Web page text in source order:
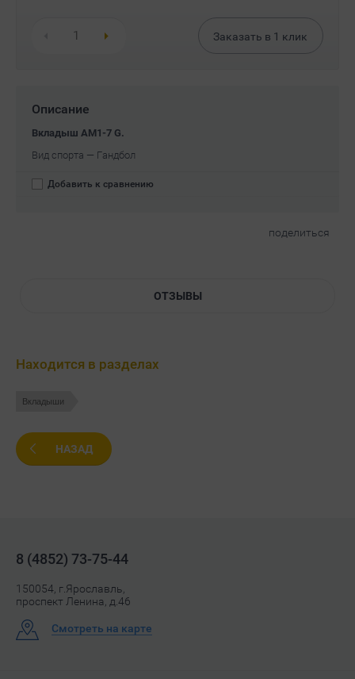
Заказать в 1 клик
Описание
Вкладыш AM1-7 G.
Вид спорта — Гандбол
Добавить к сравнению
поделиться
ОТЗЫВЫ
Находится в разделах
Вкладыши
НАЗАД
8 (4852) 73-75-44
150054, г.Ярославль,
проспект Ленина, д.46
Смотреть на карте